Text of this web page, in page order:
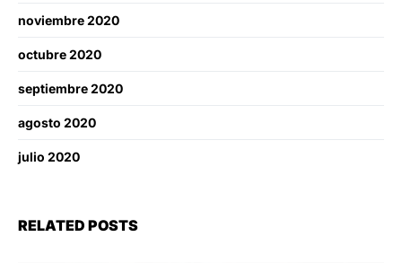
noviembre 2020
octubre 2020
septiembre 2020
agosto 2020
julio 2020
RELATED POSTS